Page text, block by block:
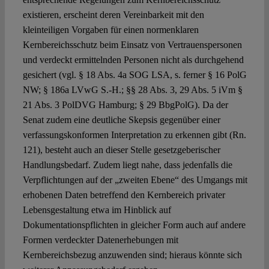
existieren, erscheint deren Vereinbarkeit mit den
kleinteiligen Vorgaben für einen normenklaren
Kernbereichsschutz beim Einsatz von Vertrauenspersonen
und verdeckt ermittelnden Personen nicht als durchgehend
gesichert (vgl. § 18 Abs. 4a SOG LSA, s. ferner § 16 PolG
NW; § 186a LVwG S.-H.; §§ 28 Abs. 3, 29 Abs. 5 iVm §
21 Abs. 3 PolDVG Hamburg; § 29 BbgPolG). Da der
Senat zudem eine deutliche Skepsis gegenüber einer
verfassungskonformen Interpretation zu erkennen gibt (Rn.
121), besteht auch an dieser Stelle gesetzgeberischer
Handlungsbedarf. Zudem liegt nahe, dass jedenfalls die
Verpflichtungen auf der „zweiten Ebene“ des Umgangs mit
erhobenen Daten betreffend den Kernbereich privater
Lebensgestaltung etwa im Hinblick auf
Dokumentationspflichten in gleicher Form auch auf andere
Formen verdeckter Datenerhebungen mit
Kernbereichsbezug anzuwenden sind; hieraus könnte sich